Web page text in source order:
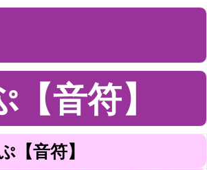
音符】
【音符】